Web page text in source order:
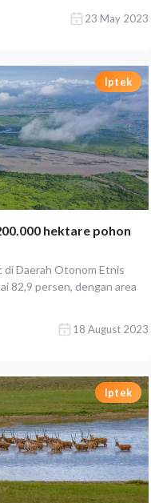
23 May 2023
Iptek
hektare pohon
Daerah Otonom Etnis
82,9 persen, dengan area
18 August 2023
Iptek